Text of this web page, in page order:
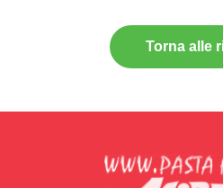
Torna alle